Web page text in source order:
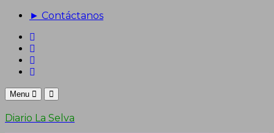
► Contáctanos
Menu
Diario La Selva